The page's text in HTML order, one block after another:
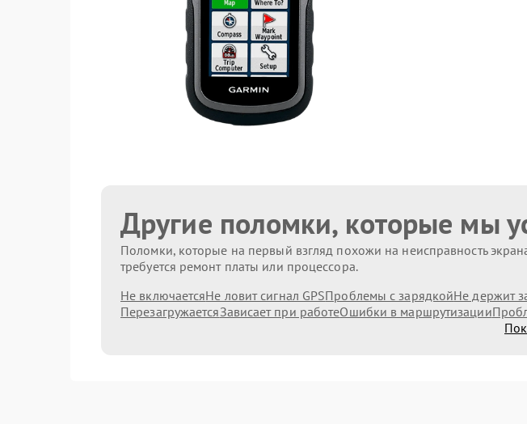
Другие поломки, которые мы
Поломки, которые на первый взгляд похожи на неисправность
требуется ремонт платы или процессора.
Не включаетсяНе ловит сигнал GPSПроблемы с зарядкойНе держит
ПерезагружаетсяЗависает при работеОшибки в маршрутизации